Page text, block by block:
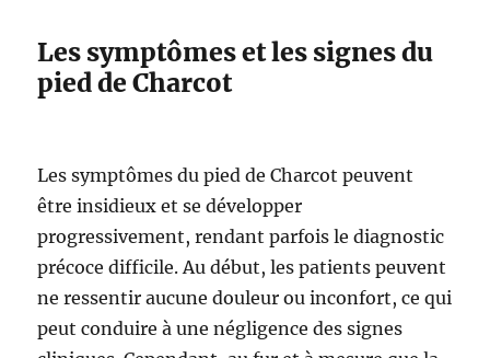
Les symptômes et les signes du
pied de Charcot
Les symptômes du pied de Charcot peuvent
être insidieux et se développer
progressivement, rendant parfois le diagnostic
précoce difficile. Au début, les patients peuvent
ne ressentir aucune douleur ou inconfort, ce qui
peut conduire à une négligence des signes